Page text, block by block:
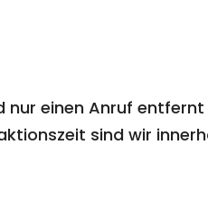
nur einen Anruf
sind wir